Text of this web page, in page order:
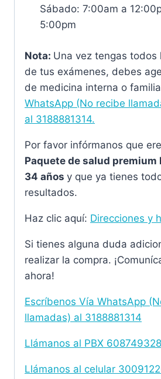
Sábado: 7:00am a
5:00pm
Nota: Una vez tengas todos
de tus exámenes, debes
de medicina interna o
WhatsApp (No recibe
al 3188881314.
Por favor infórmanos que
Paquete de salud premium
34 años y que ya tienes
resultados.
Haz clic aquí: Direcciones y
Si tienes alguna duda
realizar la compra.
ahora!
Escríbenos Vía WhatsApp
llamadas) al 3188881314
Llámanos al PBX
Llámanos al celular